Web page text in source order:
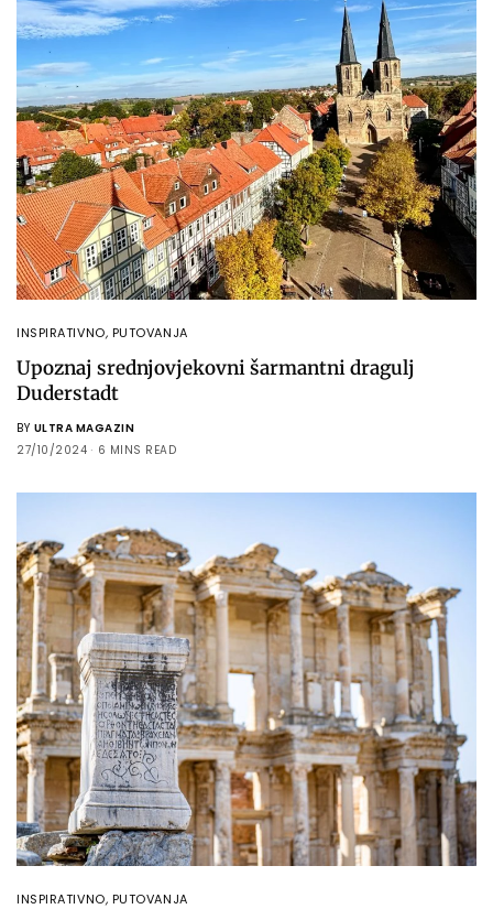
INSPIRATIVNO, PUTOVANJA
Upoznaj srednjovjekovni šarmantni dragulj
Duderstadt
BY ULTRA MAGAZIN
27/10/2024
6 MINS READ
INSPIRATIVNO, PUTOVANJA